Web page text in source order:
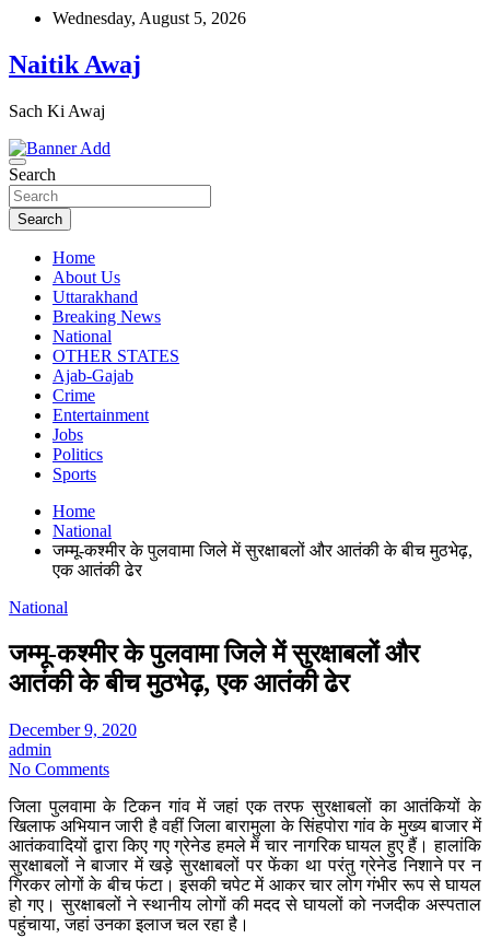
Skip
content
Wednesday, August 5, 2026
Naitik Awaj
Sach Ki Awaj
Search
Search
Home
About Us
Uttarakhand
Breaking News
National
OTHER STATES
Ajab-Gajab
Crime
Entertainment
Jobs
Politics
Sports
Home
National
जम्मू-कश्मीर के पुलवामा जिले में सुरक्षाबलों और आतंकी के बीच मुठभेढ़,
एक आतंकी ढेर
National
जम्मू-कश्मीर के पुलवामा जिले में सुरक्षाबलों और
आतंकी के बीच मुठभेढ़, एक आतंकी ढेर
December 9, 2020
admin
No Comments
जिला पुलवामा के टिकन गांव में जहां एक तरफ सुरक्षाबलों का आतंकियों के
खिलाफ अभियान जारी है वहीं जिला बारामुला के सिंहपोरा गांव के मुख्य बाजार में
आतंकवादियों द्वारा किए गए ग्रेनेड हमले में चार नागरिक घायल हुए हैं। हालांकि
सुरक्षाबलों ने बाजार में खड़े सुरक्षाबलों पर फेंका था परंतु ग्रेनेड निशाने पर न
गिरकर लोगों के बीच फंटा। इसकी चपेट में आकर चार लोग गंभीर रूप से घायल
हो गए। सुरक्षाबलों ने स्थानीय लोगों की मदद से घायलों को नजदीक अस्पताल
पहुंचाया, जहां उनका इलाज चल रहा है।